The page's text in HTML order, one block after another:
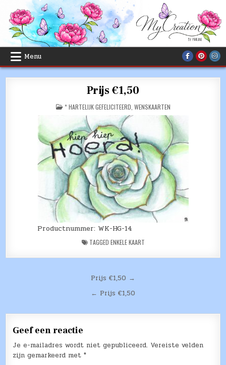
content
Menu
Prijs €1,50
POSTED
IN
* HARTELIJK GEFELICITEERD WENSKAARTEN
Productnummer: WK-HG-14
TAGGED ENKELE KAART
Prijs €1,50 →
← Prijs €1,50
Geef een reactie
Je e-mailadres wordt niet gepubliceerd. Vereiste velden
zijn gemarkeerd met*